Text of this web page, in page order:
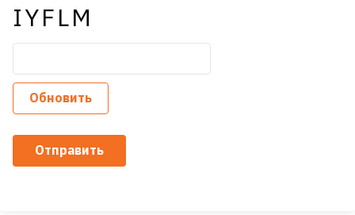
IYFLM
Обновить
Отправить